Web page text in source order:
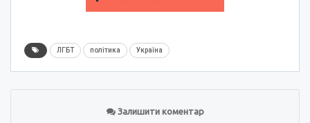
ЛГБТ політика Україна
Залишити коментар